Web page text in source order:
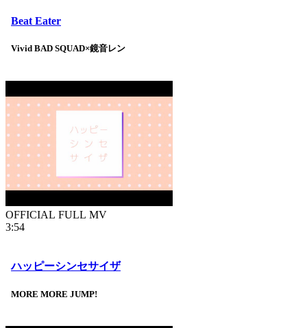
Beat Eater
Vivid BAD SQUAD×鏡音レン
OFFICIAL FULL MV
3:54
ハッピーシンセサイザ
MORE MORE JUMP!